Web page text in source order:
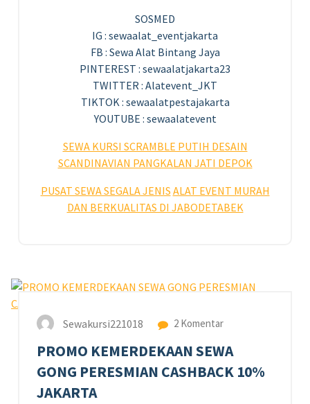
SOSMED
IG : sewaalat_eventjakarta
FB : Sewa Alat Bintang Jaya
PINTEREST : sewaalatjakarta23
TWITTER : Alatevent_JKT
TIKTOK : sewaalatpestajakarta
YOUTUBE : sewaalatevent
SEWA KURSI SCRAMBLE PUTIH DESAIN
SCANDINAVIAN PANGKALAN JATI DEPOK
PUSAT SEWA SEGALA JENIS ALAT EVENT MURAH
DAN BERKUALITAS DI JABODETABEK
Sewakursi221018 2 Komentar
PROMO KEMERDEKAAN SEWA
GONG PERESMIAN CASHBACK 10%
JAKARTA